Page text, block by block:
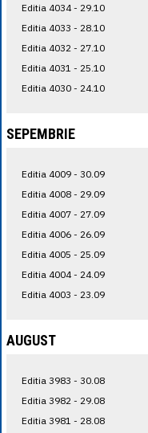
Editia 4034 - 29.10
Editia 4033 - 28.10
Editia 4032 - 27.10
Editia 4031 - 25.10
Editia 4030 - 24.10
SEPEMBRIE
Editia 4009 - 30.09
Editia 4008 - 29.09
Editia 4007 - 27.09
Editia 4006 - 26.09
Editia 4005 - 25.09
Editia 4004 - 24.09
Editia 4003 - 23.09
AUGUST
Editia 3983 - 30.08
Editia 3982 - 29.08
Editia 3981 - 28.08